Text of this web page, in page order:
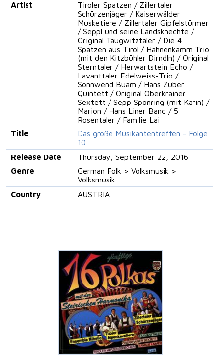
Artist
Tiroler Spatzen / Zillertaler
Schürzenjäger / Kaiserwälder
Musketiere / Zillertaler Gipfelstürmer
/ Seppl und seine Landsknechte /
Original Taugwitztaler / Die 4
Spatzen aus Tirol / Hahnenkamm Trio
(mit den Kitzbühler Dirndln) / Original
Sterntaler / Herwartstein Echo /
Lavanttaler Edelweiss-Trio /
Sonnwend Buam / Hans Zuber
Quintett / Original Oberkrainer
Sextett / Sepp Sponring (mit Karin) /
Marion / Hans Liner Band / 5
Rosentaler / Familie Lai
Title
Das große Musikantentreffen - Folge
10
Release Date
Thursday, September 22, 2016
Genre
German Folk > Volksmusik >
Volksmusik
Country
AUSTRIA